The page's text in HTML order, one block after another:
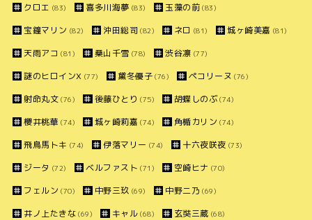
クロエ (83) 喜多川海夢 (83) 玉藻の前 (83)
宝鐘マリン (82) 沖田総司 (82) ネロ (81) 城ヶ崎美嘉 (81)
天雨アコ (81) 桑山千雪 (78) 渋谷凛 (77)
謎のヒロインX (77) 黛冬優子 (76) ペコリーヌ (76)
射命丸文 (76) 後藤ひとり (75) 胡蝶しのぶ(74)
櫻井桃華 (74) 城ヶ崎莉嘉 (74) 角楯カリン (74)
飛鳥馬トキ (74) 伊落マリー (74) 十六夜咲夜 (73)
ジータ (72) ベルファスト (71) 空崎ヒナ (70)
フェルン (70) 中野三玖 (69) 中野二乃 (69)
井ノ上たきな (69) キャル (68) 玄奘三蔵 (68)